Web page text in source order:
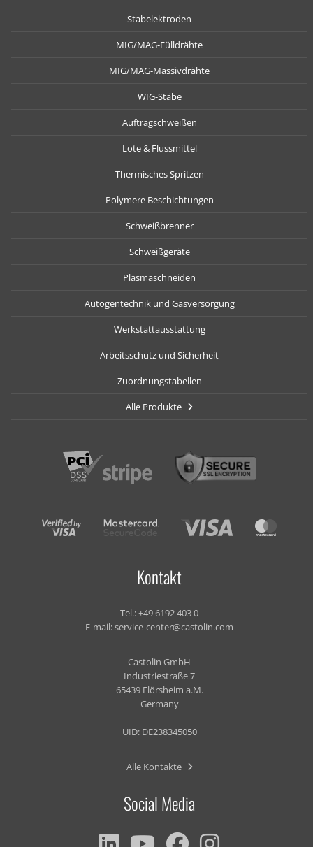
Stabelektroden
MIG/MAG-Fülldrähte
MIG/MAG-Massivdrähte
WIG-Stäbe
Auftragschweißen
Lote & Flussmittel
Thermisches Spritzen
Polymere Beschichtungen
Schweißbrenner
Schweißgeräte
Plasmaschneiden
Autogentechnik und Gasversorgung
Werkstattausstattung
Arbeitsschutz und Sicherheit
Zuordnungstabellen
Alle Produkte
Kontakt
Tel.:+49 6192 403 0
E-mail:service-center@castolin.com
Castolin GmbH
Industriestraße 7
65439 Flörsheim a.M.
Germany
UID: DE238345050
Alle Kontakte
Social Media